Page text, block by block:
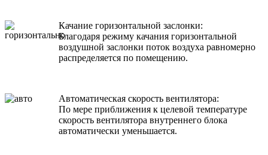
Качание горизонтальной заслонки:
Благодаря режиму качания горизонтальной
воздушной заслонки поток воздуха равномерно
распределяется по помещению.
Автоматическая скорость вентилятора:
По мере приближения к целевой температуре
скорость вентилятора внутреннего блока
автоматически уменьшается.